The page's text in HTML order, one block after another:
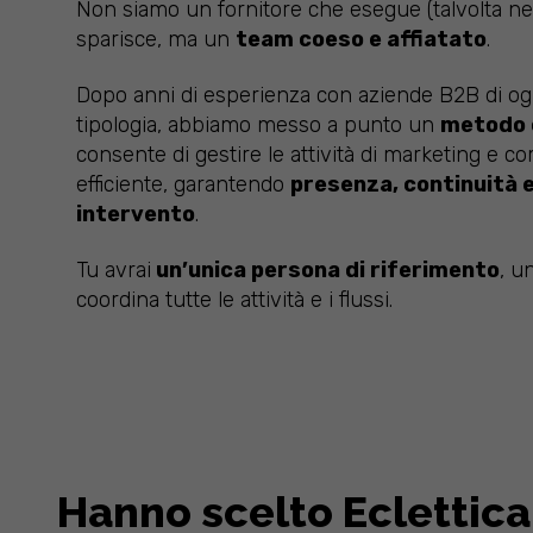
Non siamo un fornitore che esegue (talvolta
sparisce, ma un team coeso e affiatato.
Dopo anni di esperienza con aziende B2B di
tipologia, abbiamo messo a punto un metodo
consente di gestire le attività di marketing e
efficiente, garantendo presenza, continuità
intervento.
Tu avrai un’unica persona di riferimento,
coordina tutte le attività e i flussi.
Hanno scelto